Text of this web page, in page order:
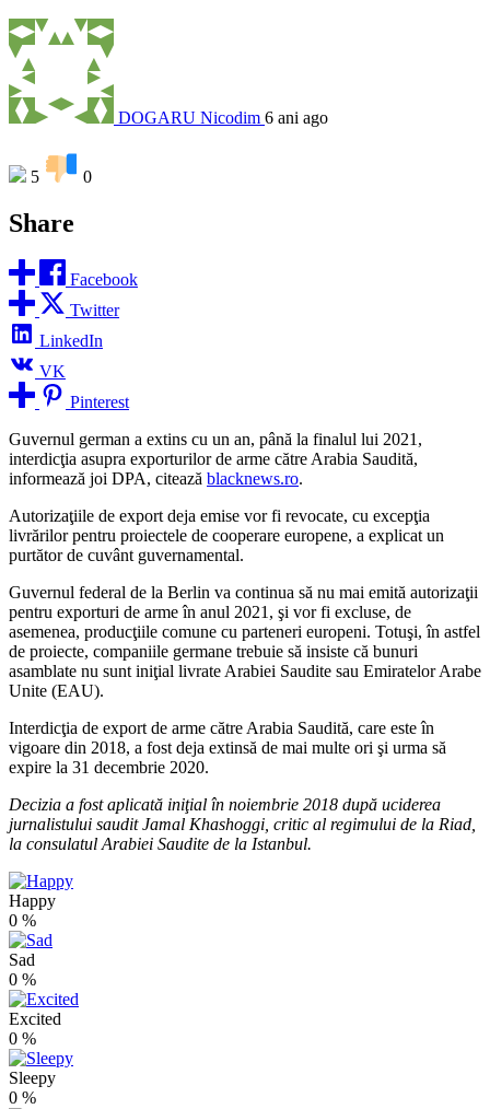
DOGARU Nicodim 6 ani ago
5 0
Share
Facebook
Twitter
LinkedIn
VK
Pinterest
Guvernul german a extins cu un an, până la finalul lui 2021,
interdicţia asupra exporturilor de arme către Arabia Saudită,
informează joi DPA, citează blacknews.ro.
Autorizaţiile de export deja emise vor fi revocate, cu excepţia
livrărilor pentru proiectele de cooperare europene, a explicat un
purtător de cuvânt guvernamental.
Guvernul federal de la Berlin va continua să nu mai emită autorizaţii
pentru exporturi de arme în anul 2021, şi vor fi excluse, de
asemenea, producţiile comune cu parteneri europeni. Totuşi, în astfel
de proiecte, companiile germane trebuie să insiste că bunuri
asamblate nu sunt iniţial livrate Arabiei Saudite sau Emiratelor Arabe
Unite (EAU).
Interdicţia de export de arme către Arabia Saudită, care este în
vigoare din 2018, a fost deja extinsă de mai multe ori şi urma să
expire la 31 decembrie 2020.
Decizia a fost aplicată iniţial în noiembrie 2018 după uciderea
jurnalistului saudit Jamal Khashoggi, critic al regimului de la Riad,
la consulatul Arabiei Saudite de la Istanbul.
Happy
0 %
Sad
0 %
Excited
0 %
Sleepy
0 %